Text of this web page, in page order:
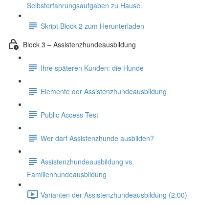
Selbsterfahrungsaufgaben zu Hause.
Skript Block 2 zum Herunterladen
Block 3 – Assistenzhundeausbildung
Ihre späteren Kunden: die Hunde
Elemente der Assistenzhundeausbildung
Public Access Test
Wer darf Assistenzhunde ausbilden?
Assistenzhundeausbildung vs.
Familienhundeausbildung
Varianten der Assistenzhundeausbildung (2:00)